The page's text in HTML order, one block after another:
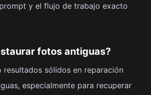
y el flujo de trabajo exacto
fotos antiguas?
resultados sólidos en reparación
especialmente para recuperar